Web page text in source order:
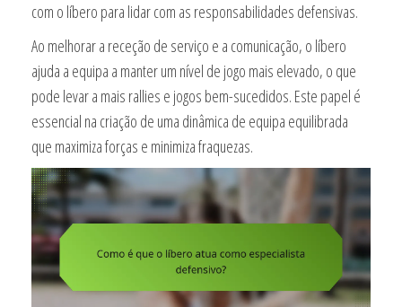
com o líbero para lidar com as responsabilidades defensivas.
Ao melhorar a receção de serviço e a comunicação, o líbero
ajuda a equipa a manter um nível de jogo mais elevado, o que
pode levar a mais rallies e jogos bem-sucedidos. Este papel é
essencial na criação de uma dinâmica de equipa equilibrada
que maximiza forças e minimiza fraquezas.